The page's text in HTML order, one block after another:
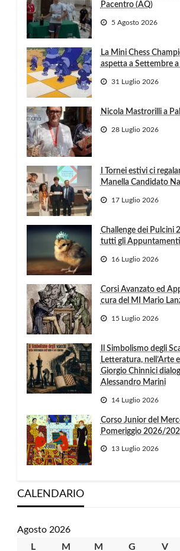
Pacentro (AQ)
5 Agosto 2026
La Mini Chess
aspetta a Settembre
31 Luglio 2026
Nicola Mastrorilli a
28 Luglio 2026
I Tornei estivi ci
Manella Candidato
17 Luglio 2026
Challenge dei Pulcini
tutti gli Appuntamenti
16 Luglio 2026
Corsi Avanzato ed
cura del MI Mario
15 Luglio 2026
Il Simbolismo degli
Letteratura, nell’Arte
Giorgio Chinnici
Alessandro Marini
14 Luglio 2026
Corso Junior del
Pomeriggio 2026/
13 Luglio 2026
CALENDARIO
Agosto 2026
L
M martedì
M mercoledì
G giovedìV